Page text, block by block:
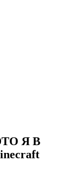
Я В